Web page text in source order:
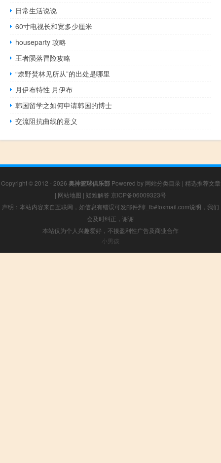
日常生活说说
60寸电视长和宽多少厘米
houseparty 攻略
王者陨落冒险攻略
“燎野焚林见所从”的出处是哪里
月伊布特性 月伊布
韩国留学之如何申请韩国的博士
交流阻抗曲线的意义
Copyright © 2012 - 2026 奥神篮球俱乐部Powered by 网站分类目录 | 精选推荐文章
| 网站地图 | 疑难解答 京ICP备06009323号
声明：本站内容来自互联网，如信息有错误可发邮件到f_fb#foxmail.com说明，我们
会及时纠正，谢谢
本站仅为个人兴趣爱好，不接盈利性广告及商业合作
小男孩